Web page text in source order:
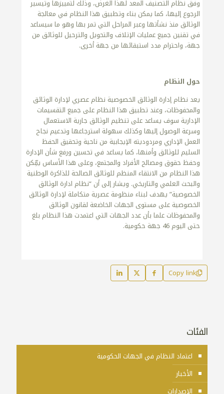
وفق نظام التصنيف المعد لهذا الغرض، وذلك لتمييزها وتيسير
الرجوع إليها، كما يمكن بناء وتطبيق هذا النظام في معالجة
الوثائق منذ نشأتها وعبر المراحل التي تمر بها وهو ما سيساعد
في تقنين جميع عمليات الإتلاف والتحويل والترحيل للوثائق من
جهة، واحترام مدد استبقائها من جهة أخرى.
حول النظام
يعد نظام إدارة الوثائق الخصوصية نظام عصري لإدارة الوثائق
والمحفوظات، وعند تطبيق هذا النظام على جميع التقسيمات
الإدارية سوف يساعد على تنظيم الوثائق جارية الاستعمال
وسرعة الوصول إليها وكذلك سهولة استرجاعها وتدعيم نجاح
العمل الإداري ومردوديته الإيجابية من ناحية وتحقيق الحفظ
السليم للوثائق وأمنها، كما يساعد في تحسين ورفع شأن الإدارة
وحفظ حقوق ومصالح الأفراد والمجتمع، وعلى هذا الأساس يمِّكن
هذا النظام من الانتقاء المنظم للوثائق الصالحة للذاكرة الوطنية
والبحث العلمي والتاريخي. ويشار إلى أن “نظام ادارة الوثائق
الخصوصية” يهدف لبناء منظومة عصرية متكاملة لإدارة الوثائق
الخصوصية على مستوى الجهات الخاضعة لقانون الوثائق
والمحفوظات علما بأن عدد الجهات التي اعتمدت هذا النظام بلغ
حتى اليوم 46 جهة حكومية.
Copy link
الفئات
اعتماد النظام في الجهات الحكومية
الأخبار
الإصدارات